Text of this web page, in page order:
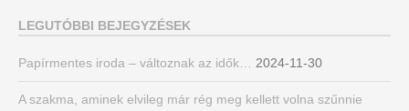
LEGUTÓBBI BEJEGYZÉSEK
Papírmentes iroda – változnak az idők… 2024-11-30
A szakma, aminek elvileg már rég meg kellett volna szűnnie